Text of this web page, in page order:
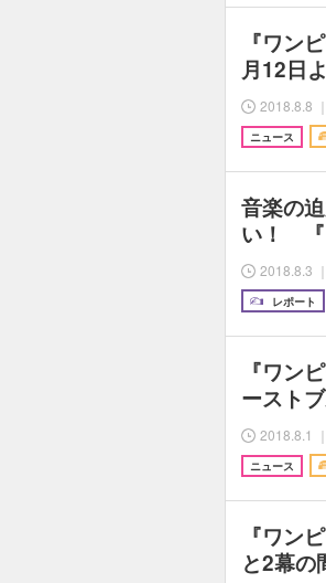
『ワン
月12日
2018.8.8
ニュース
音楽の
い！ 『
2018.8.3
レポート
『ワン
ースト
2018.8.1
ニュース
『ワン
と2幕